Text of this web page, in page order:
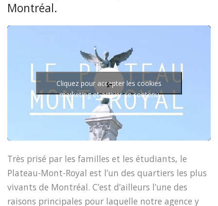
Montréal.
Cliquez pour accepter les cookies
marketing et activer ce contenu
Très prisé par les familles et les étudiants, le
Plateau-Mont-Royal est l’un des quartiers les plus
vivants de Montréal. C’est d’ailleurs l’une des
raisons principales pour laquelle notre agence y